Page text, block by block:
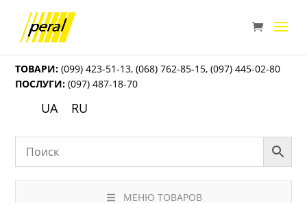
ТОВАРИ: (099) 423-51-13,(068) 762-85-15,(097) 445-02-80
ПОСЛУГИ: (097) 487-18-70
UA RU
МЕНЮ ТОВАРОВ